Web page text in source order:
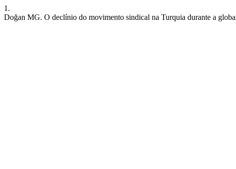
1.
Doğan MG. O declínio do movimento sindical na Turquia durante a